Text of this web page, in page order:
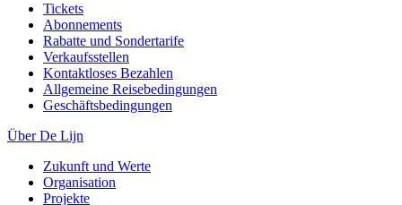
Tickets
Abonnements
Rabatte und Sondertarife
Verkaufsstellen
Kontaktloses Bezahlen
Allgemeine Reisebedingungen
Geschäftsbedingungen
Über De Lijn
Zukunft und Werte
Organisation
Projekte